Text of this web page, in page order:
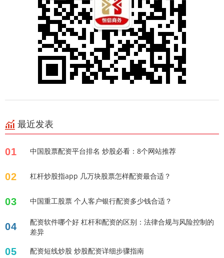
最近发表
01 中国股票配资平台排名 炒股必看：8个网站推荐
02 杠杆炒股指app 几万块股票怎样配资最合适？
03 中国重工股票 个人客户银行配资多少钱合适？
04
配资软件哪个好 杠杆和配资的区别：法律合规与风险控制的
差异
05 配资短线炒股 炒股配资详细步骤指南